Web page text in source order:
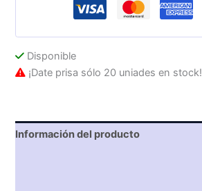
cantidad
Disponible
¡Date prisa sólo 20 uniades en stock!
Información del producto